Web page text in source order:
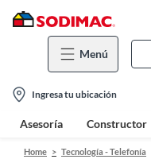
Menú
location-
icon
Ingresa tu ubicación
Asesoría Constructor
Home Tecnología - Telefonía